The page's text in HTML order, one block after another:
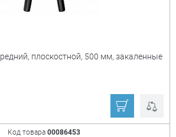
плоскостной, 500 мм, закаленные
Код товара 00086453